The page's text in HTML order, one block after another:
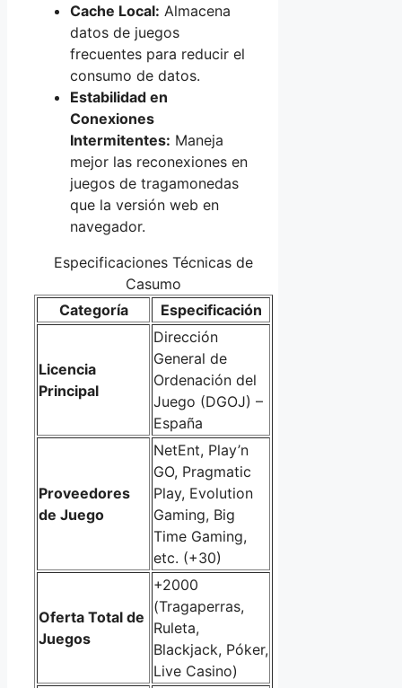
Cache Local: Almacena
datos de juegos
frecuentes para reducir el
consumo de datos.
Estabilidad en
Conexiones
Intermitentes: Maneja
mejor las reconexiones en
juegos de tragamonedas
que la versión web en
navegador.
Especificaciones Técnicas de
Casumo
Categoría
Especificación
Licencia
Principal
Dirección
General de
Ordenación del
Juego (DGOJ) –
España
Proveedores
de Juego
NetEnt, Play’n
GO, Pragmatic
Play, Evolution
Gaming, Big
Time Gaming,
etc. (+30)
Oferta Total de
Juegos
+2000
(Tragaperras,
Ruleta,
Blackjack, Póker,
Live Casino)